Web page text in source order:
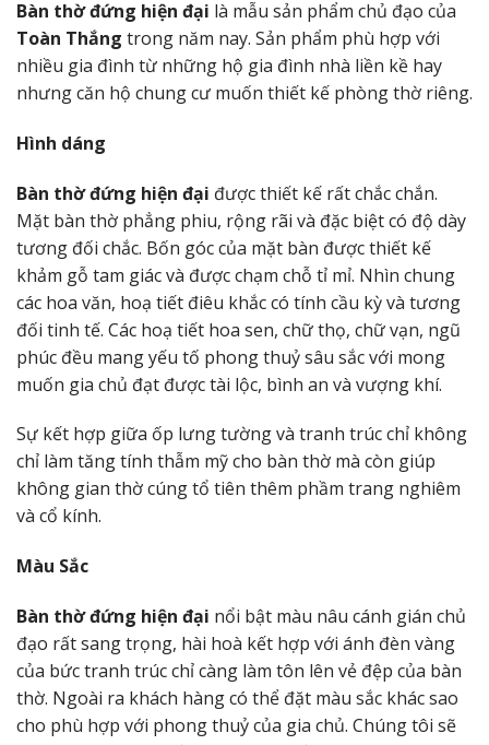
Bàn thờ đứng hiện đại là mẫu sản phẩm chủ đạo của
Toàn Thắng trong năm nay. Sản phẩm phù hợp với
nhiều gia đình từ những hộ gia đình nhà liền kề hay
nhưng căn hộ chung cư muốn thiết kế phòng thờ riêng.
Hình dáng
Bàn thờ đứng hiện đại được thiết kế rất chắc chắn.
Mặt bàn thờ phẳng phiu, rộng rãi và đặc biệt có độ dày
tương đối chắc. Bốn góc của mặt bàn được thiết kế
khảm gỗ tam giác và được chạm chỗ tỉ mỉ. Nhìn chung
các hoa văn, hoạ tiết điêu khắc có tính cầu kỳ và tương
đối tinh tế. Các hoạ tiết hoa sen, chữ thọ, chữ vạn, ngũ
phúc đều mang yếu tố phong thuỷ sâu sắc với mong
muốn gia chủ đạt được tài lộc, bình an và vượng khí.
Sự kết hợp giữa ốp lưng tường và tranh trúc chỉ không
chỉ làm tăng tính thẫm mỹ cho bàn thờ mà còn giúp
không gian thờ cúng tổ tiên thêm phầm trang nghiêm
và cổ kính.
Màu Sắc
Bàn thờ đứng hiện đại nổi bật màu nâu cánh gián chủ
đạo rất sang trọng, hài hoà kết hợp với ánh đèn vàng
của bức tranh trúc chỉ càng làm tôn lên vẻ đệp của bàn
thờ. Ngoài ra khách hàng có thể đặt màu sắc khác sao
cho phù hợp với phong thuỷ của gia chủ. Chúng tôi sẽ